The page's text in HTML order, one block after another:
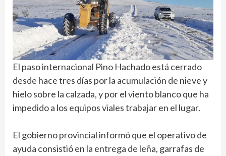
El paso internacional Pino Hachado está cerrado
desde hace tres días por la acumulación de nieve y
hielo sobre la calzada, y por el viento blanco que ha
impedido a los equipos viales trabajar en el lugar.
El gobierno provincial informó que el operativo de
ayuda consistió en la entrega de leña, garrafas de